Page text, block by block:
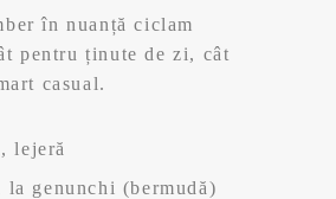
în nuanță ciclam
pentru ținute de zi, cât
casual.
lejeră
la genunchi (bermudă)